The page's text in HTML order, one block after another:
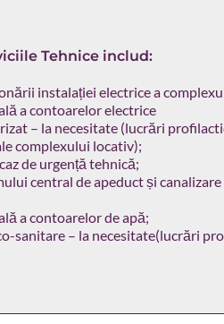
Tehnice includ:
instalației electrice a
a contoarelor electrice
– la necesitate (lucrări
complexului locativ);
de urgență tehnică;
central de apeduct și
a contoarelor de apă;
sanitare – la necesitate(lucrări